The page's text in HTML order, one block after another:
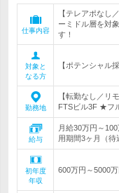
仕事内容
【テレアポなし
ーミドル層を対
す！
対象と
なる方
【ポテンシャル採
勤務地
【転勤なし／リ
FTSビル3F ★フ
給与
月給30万円～
用期間3ヶ月（待
初年度
年収
600万円～5000万